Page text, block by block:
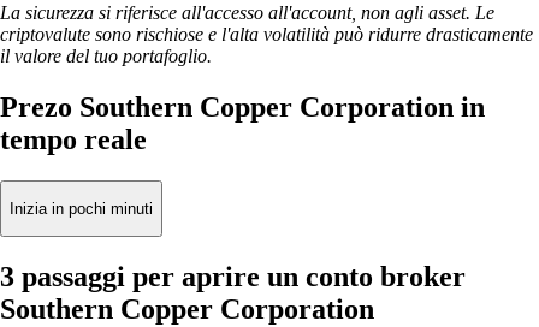
La sicurezza si riferisce all'accesso all'account, non agli asset. Le
criptovalute sono rischiose e l'alta volatilità può ridurre drasticamente
il valore del tuo portafoglio.
Prezo Southern Copper Corporation in
tempo reale
Inizia in pochi minuti
3 passaggi per aprire un conto broker
Southern Copper Corporation